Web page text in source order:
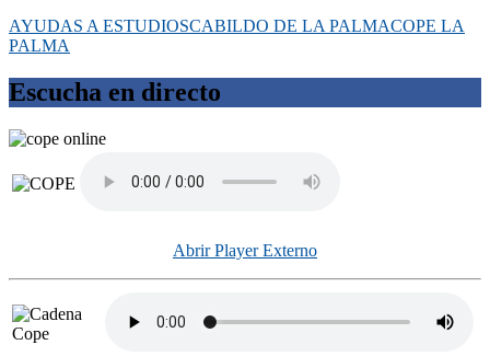
AYUDAS A ESTUDIOSCABILDO DE LA PALMACOPE LA
PALMA
Escucha en directo
Abrir Player Externo